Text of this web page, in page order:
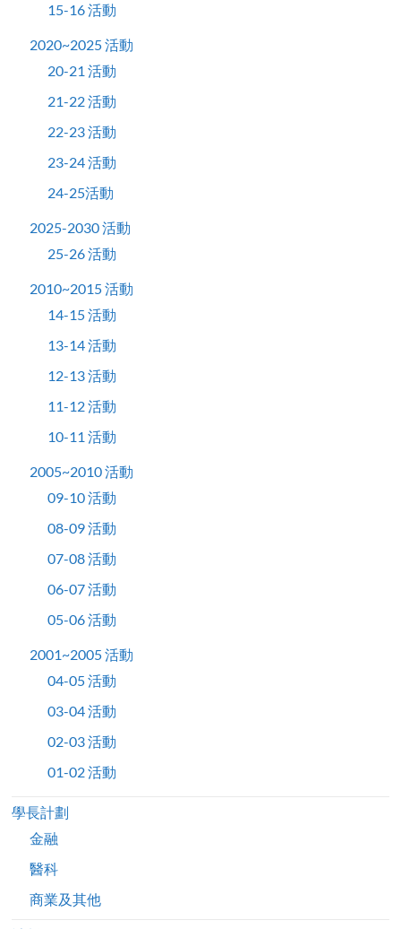
15-16 活動
2020~2025 活動
20-21 活動
21-22 活動
22-23 活動
23-24 活動
24-25活動
2025-2030 活動
25-26 活動
2010~2015 活動
14-15 活動
13-14 活動
12-13 活動
11-12 活動
10-11 活動
2005~2010 活動
09-10 活動
08-09 活動
07-08 活動
06-07 活動
05-06 活動
2001~2005 活動
04-05 活動
03-04 活動
02-03 活動
01-02 活動
學長計劃
金融
醫科
商業及其他